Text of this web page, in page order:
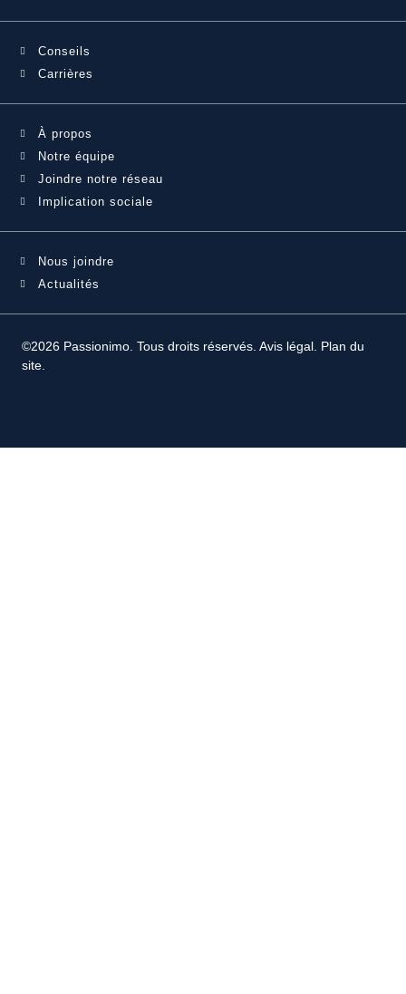
Conseils
Carrières
À propos
Notre équipe
Joindre notre réseau
Implication sociale
Nous joindre
Actualités
©2026 Passionimo. Tous droits réservés. Avis légal Plan du
site